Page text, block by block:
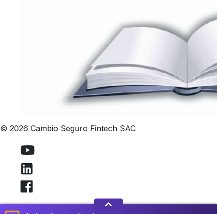
© 2026 Cambio Seguro Fintech SAC